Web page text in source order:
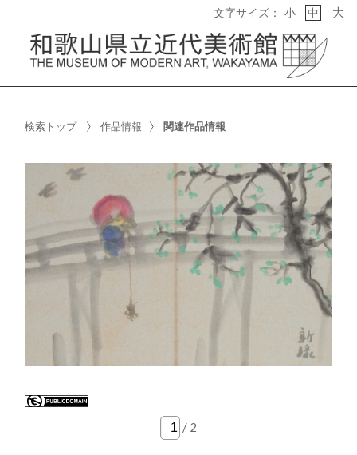
文字サイズ： 小 中 大
検索トップ 作品情報 関連作品情報
/ 2